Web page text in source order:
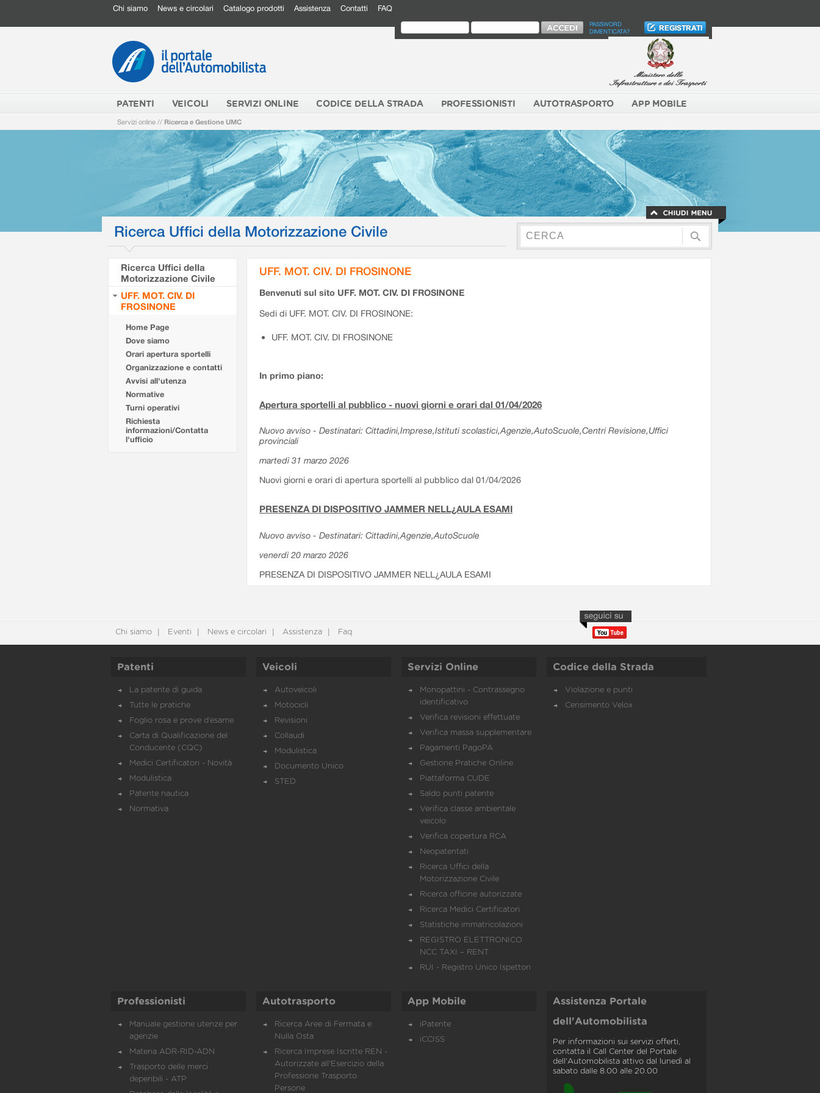
Chi siamo News e circolari Catalogo prodotti Assistenza Contatti FAQ
PASSWORD
DIMENTICATA?
PATENTI VEICOLI SERVIZI ONLINE CODICE DELLA STRADA PROFESSIONISTI AUTOTRASPORTO APP MOBILE
Servizi online // Ricerca e Gestione UMC
Ricerca Uffici della Motorizzazione Civile
Ricerca Uffici della
Motorizzazione Civile
UFF. MOT. CIV. DI
FROSINONE
Home Page
Dove siamo
Orari apertura sportelli
Organizzazione e contatti
Avvisi all'utenza
Normative
Turni operativi
Richiesta
informazioni/Contatta
l'ufficio
UFF. MOT. CIV. DI FROSINONE
Benvenuti sul sito UFF. MOT. CIV. DI FROSINONE
Sedi di UFF. MOT. CIV. DI FROSINONE:
UFF. MOT. CIV. DI FROSINONE
In primo piano:
Apertura sportelli al pubblico - nuovi giorni e orari dal 01/04/2026
Nuovo avviso - Destinatari: Cittadini,Imprese,Istituti scolastici,Agenzie,AutoScuole,Centri Revisione,Uffici
provinciali
martedì 31 marzo 2026
Nuovi giorni e orari di apertura sportelli al pubblico dal 01/04/2026
PRESENZA DI DISPOSITIVO JAMMER NELL¿AULA ESAMI
Nuovo avviso - Destinatari: Cittadini,Agenzie,AutoScuole
venerdì 20 marzo 2026
PRESENZA DI DISPOSITIVO JAMMER NELL¿AULA ESAMI
Chi siamo Eventi News e circolari Assistenza Faq
Patenti
La patente di guida
Tutte le pratiche
Foglio rosa e prove d’esame
Carta di Qualificazione del
Conducente (CQC)
Medici Certificatori - Novità
Modulistica
Patente nautica
Normativa
Veicoli
Autoveicoli
Motocicli
Revisioni
Collaudi
Modulistica
Documento Unico
STED
Servizi Online
Monopattini - Contrassegno
identificativo
Verifica revisioni effettuate
Verifica massa supplementare
Pagamenti PagoPA
Gestione Pratiche Online
Piattaforma CUDE
Saldo punti patente
Verifica classe ambientale
veicolo
Verifica copertura RCA
Neopatentati
Ricerca Uffici della
Motorizzazione Civile
Ricerca officine autorizzate
Ricerca Medici Certificatori
Statistiche immatricolazioni
REGISTRO ELETTRONICO
NCC TAXI – RENT
RUI - Registro Unico Ispettori
Codice della Strada
Violazione e punti
Censimento Velox
Professionisti
Manuale gestione utenze per
agenzie
Materia ADR-RID-ADN
Trasporto delle merci
deperibili - ATP
Autotrasporto
Ricerca Aree di Fermata e
Nulla Osta
Ricerca Imprese Iscritte REN -
Autorizzate all'Esercizio della
Professione Trasporto
Persone
App Mobile
iPatente
iCCISS
Assistenza Portale
dell'Automobilista
Per informazioni sui servizi offerti,
contatta il Call Center del Portale
dell'Automobilista attivo dal lunedì al
sabato dalle 8.00 alle 20.00